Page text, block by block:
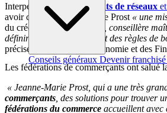
Conseils généraux Devenir franchisé
Interpellé par dirigeants de réseaux
avoir confié à Jeanne-Marie Prost « une
du crédit.
« Madame Prost, conseillère
définir des accords cadre et des règles de
précisé le ministre de l’Economie et des
Les fédérations de commerçants ont salué
« Jeanne-Marie Prost, qui a une très
commerçants , des solutions pour trouver
fédérations du commerce accueillent avec